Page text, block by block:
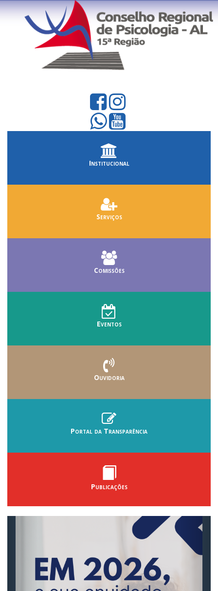
Institucional
Serviços
Comissões
Eventos
Ouvidoria
Portal da Transparência
Publicações